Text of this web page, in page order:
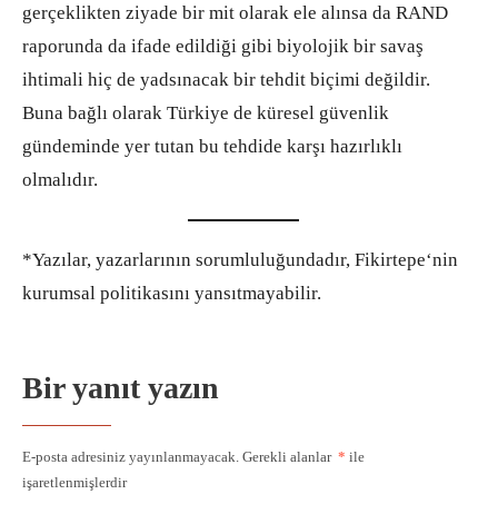
gerçeklikten ziyade bir mit olarak ele alınsa da RAND
raporunda da ifade edildiği gibi biyolojik bir savaş
ihtimali hiç de yadsınacak bir tehdit biçimi değildir.
Buna bağlı olarak Türkiye de küresel güvenlik
gündeminde yer tutan bu tehdide karşı hazırlıklı
olmalıdır.
*Yazılar, yazarlarının sorumluluğundadır, Fikirtepe‘nin
kurumsal politikasını yansıtmayabilir.
Bir yanıt yazın
E-posta adresiniz yayınlanmayacak. Gerekli alanlar * ile
işaretlenmişlerdir